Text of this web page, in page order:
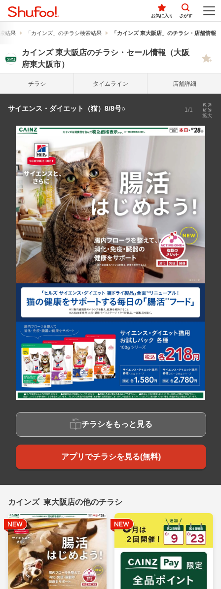
お気に入り さがす
結果 「カインズ」のチラシ検索結果 「カインズ 東大阪店」のチラシ・店舗情報
カインズ 東大阪店のチラシ・セール情報（大阪
府東大阪市）
チラシ タイム ライン 店舗詳細
サイエンス・ダイエット（猫）8/8号○ 1/1
拡大
チラシをもっと見る
アプリでチラシを見る(無料)
カインズ 東大阪店の他のチラシ